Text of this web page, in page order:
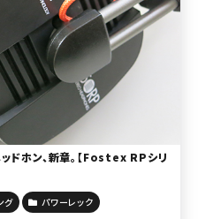
ドホン、新章。【Fostex RPシリ
グ パワーレック